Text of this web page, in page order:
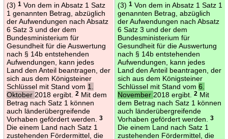
(3) 1Von dem in Absatz 1 Satz
1 genannten Betrag, abzüglich
der Aufwendungen nach Absatz
6 Satz 3 und der dem
Bundesministerium für
Gesundheit für die Auswertung
nach § 14b entstehenden
Aufwendungen, kann jedes
Land den Anteil beantragen, der
sich aus dem Königsteiner
Schlüssel mit Stand vom 1.
Oktober 2018 ergibt. 2Mit dem
Betrag nach Satz 1 können
auch länderübergreifende
Vorhaben gefördert werden.
3
Die einem Land nach Satz 1
zustehenden Fördermittel, die
(3) 1Von dem in Absatz 1 Satz 1
genannten Betrag, abzüglich
der Aufwendungen nach Absatz
6 Satz 3 und der dem
Bundesministerium für
Gesundheit für die Auswertung
nach § 14b entstehenden
Aufwendungen, kann jedes
Land den Anteil beantragen, der
sich aus dem Königsteiner
Schlüssel mit Stand vom 6.
November 2018 ergibt. 2Mit
dem Betrag nach Satz 1 können
auch länderübergreifende
Vorhaben gefördert werden.
3
Die einem Land nach Satz 1
zustehenden Fördermittel, die